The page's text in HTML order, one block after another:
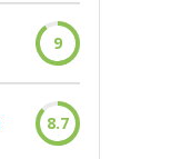
9
8.7